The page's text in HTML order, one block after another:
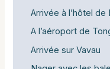
Arrivée à l’hôtel de
A l’aéroport de
Arrivée sur Vavau